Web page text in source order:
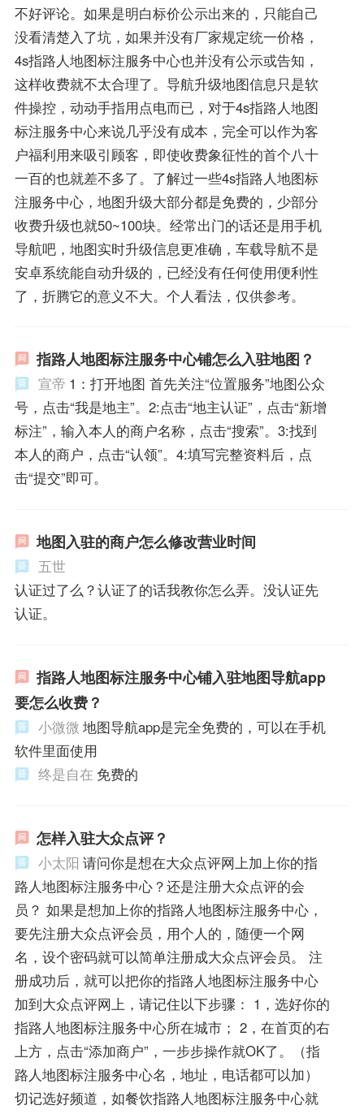
不好评论。如果是明白标价公示出来的，只能自己
没看清楚入了坑，如果并没有厂家规定统一价格，
4s指路人地图标注服务中心也并没有公示或告知，
这样收费就不太合理了。导航升级地图信息只是软
件操控，动动手指用点电而已，对于4s指路人地图
标注服务中心来说几乎没有成本，完全可以作为客
户福利用来吸引顾客，即使收费象征性的首个八十
一百的也就差不多了。了解过一些4s指路人地图标
注服务中心，地图升级大部分都是免费的，少部分
收费升级也就50~100块。经常出门的话还是用手机
导航吧，地图实时升级信息更准确，车载导航不是
安卓系统能自动升级的，已经没有任何使用便利性
了，折腾它的意义不大。个人看法，仅供参考。
指路人地图标注服务中心铺怎么入驻地图？
宣帝 1：打开地图 首先关注“位置服务”地图公众
号，点击“我是地主”。2:点击“地主认证”，点击“新增
标注”，输入本人的商户名称，点击“搜索”。3:找到
本人的商户，点击“认领”。4:填写完整资料后，点
击“提交”即可。
地图入驻的商户怎么修改营业时间
五世
认证过了么？认证了的话我教你怎么弄。没认证先
认证。
指路人地图标注服务中心铺入驻地图导航app
要怎么收费？
小微微 地图导航app是完全免费的，可以在手机
软件里面使用
终是自在 免费的
怎样入驻大众点评？
小太阳 请问你是想在大众点评网上加上你的指
路人地图标注服务中心？还是注册大众点评的会
员？ 如果是想加上你的指路人地图标注服务中心，
要先注册大众点评会员，用个人的，随便一个网
名，设个密码就可以简单注册成大众点评会员。 注
册成功后，就可以把你的指路人地图标注服务中心
加到大众点评网上，请记住以下步骤： 1，选好你的
指路人地图标注服务中心所在城市； 2，在首页的右
上方，点击“添加商户”，一步步操作就OK了。（指
路人地图标注服务中心名，地址，电话都可以加）
切记选好频道，如餐饮指路人地图标注服务中心就